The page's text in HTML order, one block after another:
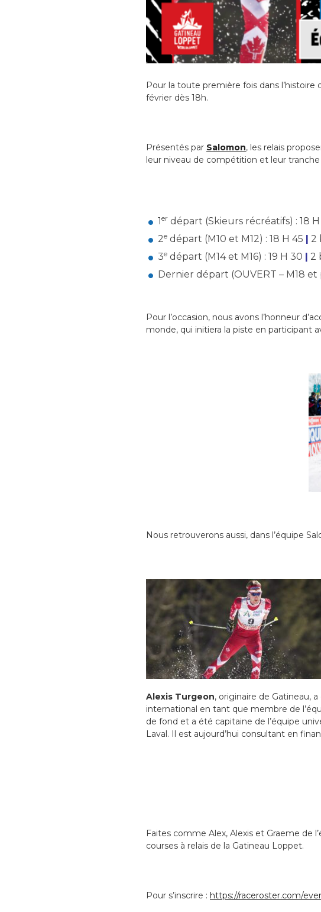
Pour la toute première fois dans l’histoire
février dès 18h.
Présentés par Salomon, les relais
leur niveau de compétition et leur tranche
1er départ (Skieurs récréatifs) : 18
2e départ (M10 et M12) : 18 H 45 | 2
3e départ (M14 et M16) : 19 H 30 | 2
Dernier départ (OUVERT – M18 et
Pour l’occasion, nous avons l’honneur
monde, qui initiera la piste en participant
Nous retrouverons aussi, dans l’équipe
Alexis Turgeon, originaire de Gatineau,
international en tant que membre de
de fond et a été capitaine de l’équipe
Laval. Il est aujourd’hui consultant en
Faites comme Alex, Alexis et Graeme de
courses à relais de la Gatineau Loppet.
Pour s’inscrire : https://raceroster.com/